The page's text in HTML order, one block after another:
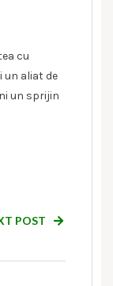
cu
un aliat de
un sprijin
POST